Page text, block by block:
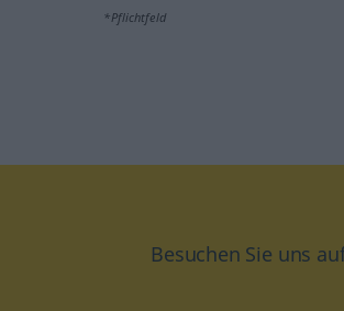
*Pflichtfeld
Besuchen Sie uns